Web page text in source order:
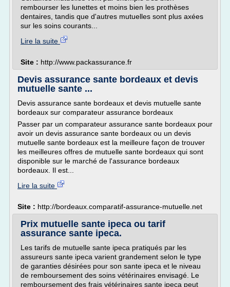
rembourser les lunettes et moins bien les prothèses
dentaires, tandis que d'autres mutuelles sont plus axées
sur les soins courants...
Lire la suite
Site : http://www.packassurance.fr
Devis assurance sante bordeaux et devis
mutuelle sante ...
Devis assurance sante bordeaux et devis mutuelle sante
bordeaux sur comparateur assurance bordeaux
Passer par un comparateur assurance sante bordeaux pour
avoir un devis assurance sante bordeaux ou un devis
mutuelle sante bordeaux est la meilleure façon de trouver
les meilleures offres de mutuelle sante bordeaux qui sont
disponible sur le marché de l'assurance bordeaux
bordeaux. Il est...
Lire la suite
Site : http://bordeaux.comparatif-assurance-mutuelle.net
Prix mutuelle sante ipeca ou tarif
assurance sante ipeca.
Les tarifs de mutuelle sante ipeca pratiqués par les
assureurs sante ipeca varient grandement selon le type
de garanties désirées pour son sante ipeca et le niveau
de remboursement des soins vétérinaires envisagé. Le
remboursement des frais vétérinaires sante ipeca peut